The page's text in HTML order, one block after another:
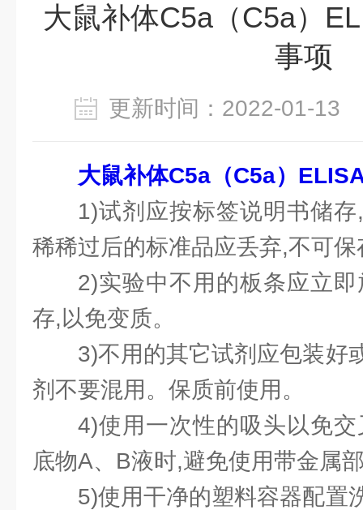
大鼠补体C5a（C5a）
事项
更新时间：2022-01-
大鼠补体C5a（C5a）
1)试剂应按标签说明书储
稀稀过后的标准品应丢弃,不可保
2)实验中不用的板条应立
存,以免变质。
3)不用的其它试剂应包装好
剂不要混用。保质前使用。
4)使用一次性的吸头以免
底物A、B液时,避免使用带金属
5)使用干净的塑料容器配置